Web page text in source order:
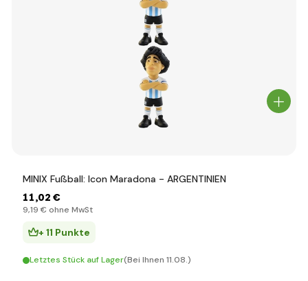
MINIX Fußball: Icon Maradona - ARGENTINIEN
11,02 €
9,19 € ohne MwSt
+ 11 Punkte
Letztes Stück auf Lager(Bei Ihnen 11.08.)